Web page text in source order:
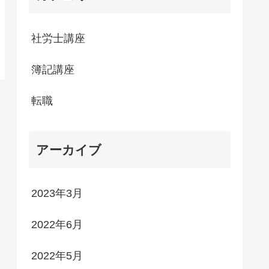
社労士講座
簿記講座
転職
アーカイブ
2023年3月
2022年6月
2022年5月